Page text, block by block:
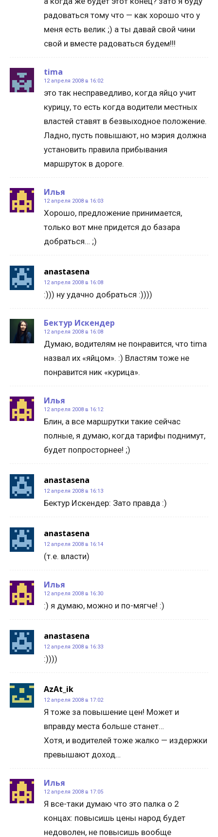
радоваться тому что — как хорошо что у
меня есть велик ;) а ты давай свой чини
свой и вместе радоваться будем!!!
tima
12 апреля 2008 в 16:02
это так несправедливо, когда яйцо учит
курицу, то есть когда водители местных
властей ставят в безвыходное положение.
Ладно, пусть повышают, но мэрия должна
установить правила прибывания
маршруток в дороге.
Илья
12 апреля 2008 в 16:03
Хорошо, предложение принимается,
только вот мне придется до базара
добраться… ;)
anastasena
12 апреля 2008 в 16:08
:))) ну удачно добраться :))))
Бектур Искендер
12 апреля 2008 в 16:08
Думаю, водителям не понравится, что tima
назвал их «яйцом». :) Властям тоже не
понравится ник «курица».
Илья
12 апреля 2008 в 16:12
Блин, а все маршрутки такие сейчас
полные, я думаю, когда тарифы поднимут,
будет попросторнее! ;)
anastasena
12 апреля 2008 в 16:13
Бектур Искендер: Зато правда :)
anastasena
12 апреля 2008 в 16:14
(т.е. власти)
Илья
12 апреля 2008 в 16:30
:) я думаю, можно и по-мягче! :)
anastasena
12 апреля 2008 в 16:33
:))))
AzAt_ik
12 апреля 2008 в 17:02
Я тоже за повышение цен! Может и
вправду места больше станет…
Хотя, и водителей тоже жалко — издержки
превышают доход…
Илья
12 апреля 2008 в 17:05
Я все-таки думаю что это палка о 2
концах: повысишь цены народ будет
недоволен, не повысишь вообще